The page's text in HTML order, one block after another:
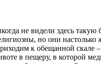
не видели здесь
но они настолько
к обещанной скале
в пещеру, в которой